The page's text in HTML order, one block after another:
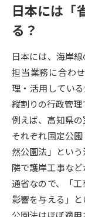
高等学校（情報）教
試験
大学で学べる内
新増設大学・学部・
データサイエンス特集
デジタルパンフレット
日本には「
る？
日本には、海岸
担当業務に合わ
理・活用してい
縦割りの行政管理
例えば、高知県
それぞれ国定公
然公園法」とい
隣で護岸工事な
通省なので、「
影響を与える」